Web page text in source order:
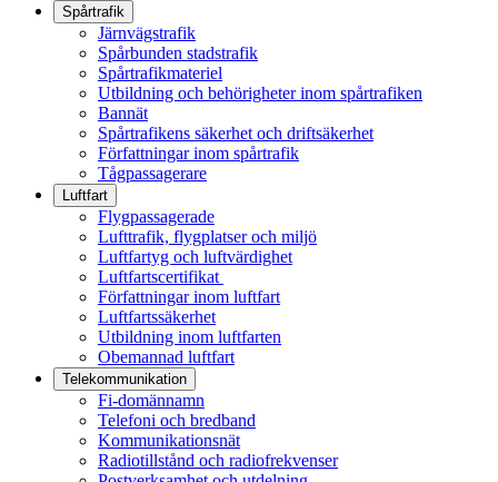
Spårtrafik
Järnvägstrafik
Spårbunden stadstrafik
Spårtrafikmateriel
Utbildning och behörigheter inom spårtrafiken
Bannät
Spårtrafikens säkerhet och driftsäkerhet
Författningar inom spårtrafik
Tågpassagerare
Luftfart
Flygpassagerade
Lufttrafik, flygplatser och miljö
Luftfartyg och luftvärdighet
Luftfartscertifikat
Författningar inom luftfart
Luftfartssäkerhet
Utbildning inom luftfarten
Obemannad luftfart
Telekommunikation
Fi-domännamn
Telefoni och bredband
Kommunikationsnät
Radiotillstånd och radiofrekvenser